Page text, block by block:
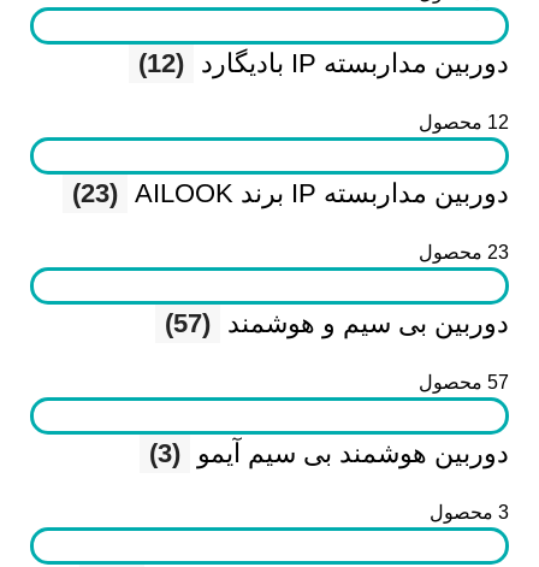
دوربین مداربسته IP بادیگارد (12)
12 محصول
دوربین مداربسته IP برند AILOOK (23)
23 محصول
دوربین بی سیم و هوشمند (57)
57 محصول
دوربین هوشمند بی سیم آیمو (3)
3 محصول